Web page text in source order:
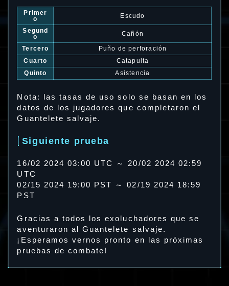
Primer
o
Escudo
Segund
o
Cañón
Tercero
Puño de perforación
Cuarto
Catapulta
Quinto
Asistencia
Nota: las tasas de uso solo se basan en los
datos de los jugadores que completaron el
Guantelete salvaje.
Siguiente prueba
16/02 2024 03:00 UTC ～ 20/02 2024 02:59
UTC
02/15 2024 19:00 PST ～ 02/19 2024 18:59
PST
Gracias a todos los exoluchadores que se
aventuraron al Guantelete salvaje.
¡Esperamos vernos pronto en las próximas
pruebas de combate!